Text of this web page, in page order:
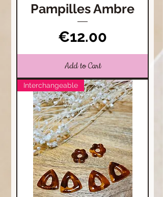
Pampilles Ambre
Price
€12.00
Add to Cart
Interchangeable